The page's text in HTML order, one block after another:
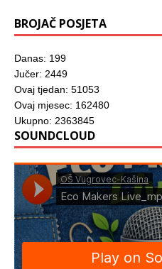
BROJAČ POSJETA
Danas: 199
Jučer: 2449
Ovaj tjedan: 51053
Ovaj mjesec: 162480
Ukupno: 2363845
SOUNDCLOUD